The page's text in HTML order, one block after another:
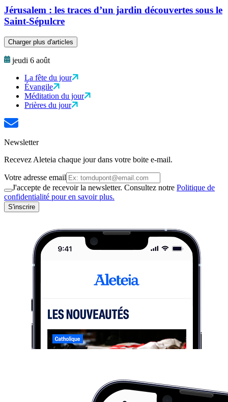
Jérusalem : les traces d’un jardin découvertes sous le
Saint-Sépulcre
Charger plus d'articles
jeudi 6 août
La fête du jour
Évangile
Méditation du jour
Prières du jour
Newsletter
Recevez Aleteia chaque jour dans votre boite e-mail.
Votre adresse email
J'accepte de recevoir la newsletter. Consultez notre Politique de
confidentialité pour en savoir plus.
S'inscrire